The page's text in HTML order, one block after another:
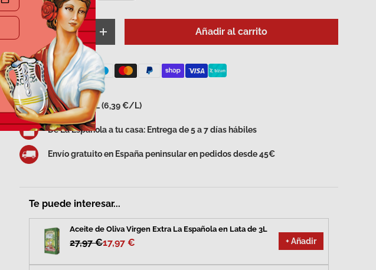
Disminuir cantidadAumentar la cantidadAñadir al carrito
Garrafa de 3L (6,39 €/L)
De La Española a tu casa: Entrega de 5 a 7 días hábiles
Envío gratuito en España peninsular en pedidos desde 45€
Te puede interesar...
Aceite de Oliva Virgen Extra La Española en Lata de 3L
27,97 €17,97 € + Añadir